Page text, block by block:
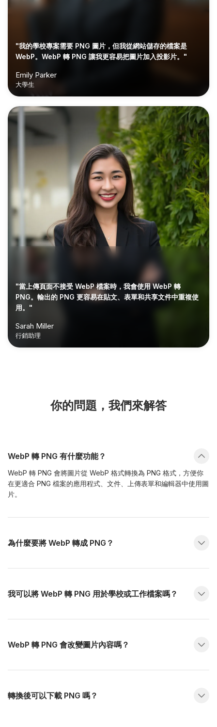
"我的學校專案需要 PNG 圖片，但我從網站儲存的檔案是
WebP。WebP 轉 PNG 讓我更容易把圖片加入投影片。"
Emily Parker
大學生
"當上傳頁面不接受 WebP 檔案時，我會使用 WebP 轉
PNG。輸出的 PNG 更容易在貼文、表單和共享文件中重複使
用。"
Sarah Miller
行銷助理
你的問題，我們來解答
WebP 轉 PNG 有什麼功能？
WebP 轉 PNG 會將圖片從 WebP 格式轉換為 PNG 格式，方便你
在更適合 PNG 檔案的應用程式、文件、上傳表單和編輯器中使用圖
片。
為什麼要將 WebP 轉成 PNG？
我可以將 WebP 轉 PNG 用於學校或工作檔案嗎？
WebP 轉 PNG 會改變圖片內容嗎？
轉換後可以下載 PNG 嗎？